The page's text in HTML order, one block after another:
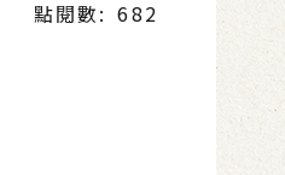
點閱數: 682